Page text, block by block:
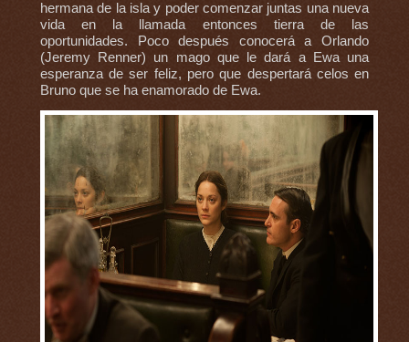
hermana de la isla y poder comenzar juntas una nueva
vida en la llamada entonces tierra de las
oportunidades. Poco después conocerá a Orlando
(Jeremy Renner) un mago que le dará a Ewa una
esperanza de ser feliz, pero que despertará celos en
Bruno que se ha enamorado de Ewa.